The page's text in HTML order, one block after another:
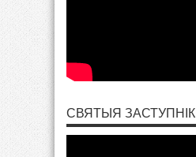
СВЯТЫЯ ЗАСТУПНІКІ